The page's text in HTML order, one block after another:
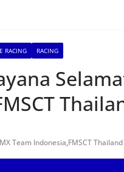
RACING RACING
Team Indonesia,FMSCT